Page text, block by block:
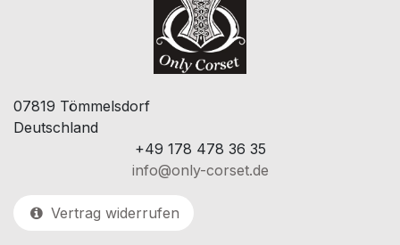
07819 Tömmelsdorf
Deutschland
+49 178 478 36 35
info@only-corset.de
Vertrag widerrufen